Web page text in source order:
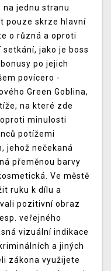
jednu stranu
pouze skrze hlavní
o různá a oproti
jako je boss
po jejich
povícero -
Green Goblina,
na které zde
minulosti
potížemi
jehož nečekaná
přeměnou barvy
Ve městě
ruku k dílu a
pozitivní obraz
veřejného
vizuální indikace
a jiných
zákona využijete